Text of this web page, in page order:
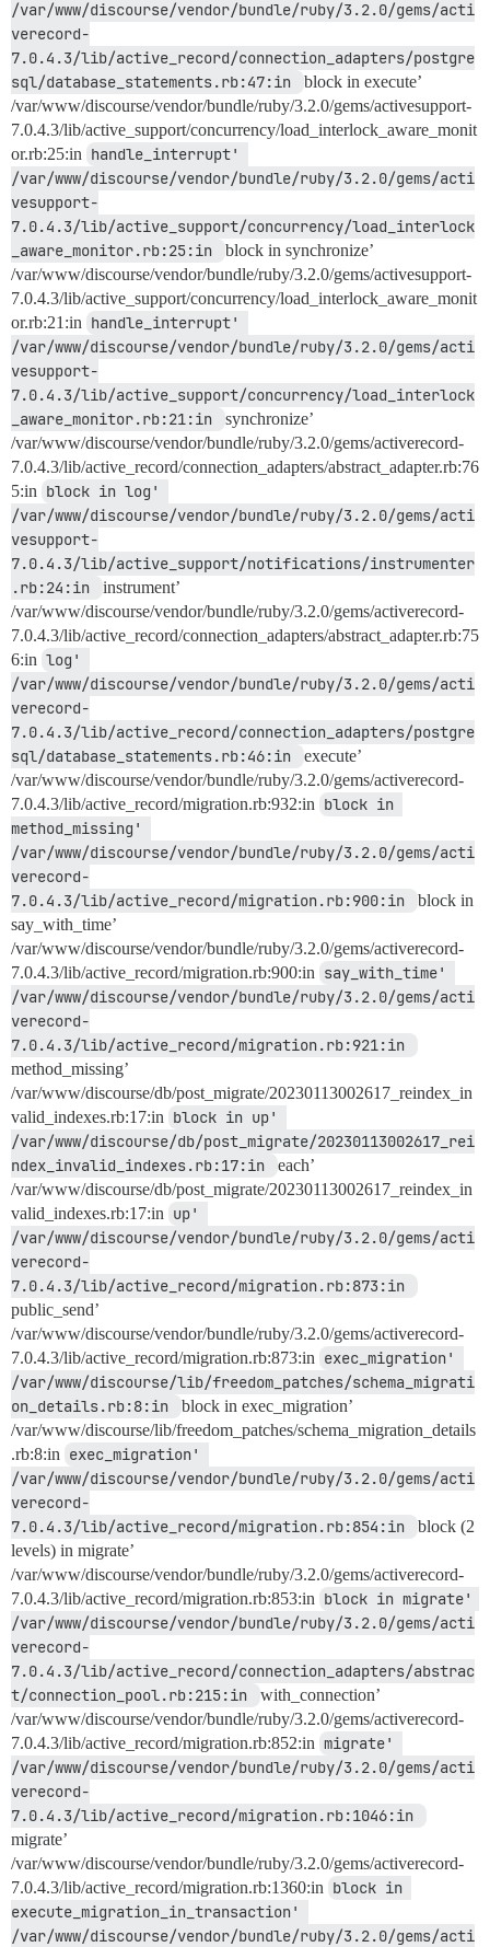
/var/www/discourse/vendor/bundle/ruby/3.2.0/gems/acti
verecord-
7.0.4.3/lib/active_record/connection_adapters/postgre
sql/database_statements.rb:47:in
block in execute’
/var/www/discourse/vendor/bundle/ruby/3.2.0/gems/activesupport-
7.0.4.3/lib/active_support/concurrency/load_interlock_aware_monit
or.rb:25:in handle_interrupt'
/var/www/discourse/vendor/bundle/ruby/3.2.0/gems/acti
vesupport-
7.0.4.3/lib/active_support/concurrency/load_interlock
_aware_monitor.rb:25:in
block in synchronize’
/var/www/discourse/vendor/bundle/ruby/3.2.0/gems/activesupport-
7.0.4.3/lib/active_support/concurrency/load_interlock_aware_monit
or.rb:21:in handle_interrupt'
/var/www/discourse/vendor/bundle/ruby/3.2.0/gems/acti
vesupport-
7.0.4.3/lib/active_support/concurrency/load_interlock
_aware_monitor.rb:21:in
synchronize’
/var/www/discourse/vendor/bundle/ruby/3.2.0/gems/activerecord-
7.0.4.3/lib/active_record/connection_adapters/abstract_adapter.rb:76
5:in block in log'
/var/www/discourse/vendor/bundle/ruby/3.2.0/gems/acti
vesupport-
7.0.4.3/lib/active_support/notifications/instrumenter
.rb:24:in
instrument’
/var/www/discourse/vendor/bundle/ruby/3.2.0/gems/activerecord-
7.0.4.3/lib/active_record/connection_adapters/abstract_adapter.rb:75
6:in log'
/var/www/discourse/vendor/bundle/ruby/3.2.0/gems/acti
verecord-
7.0.4.3/lib/active_record/connection_adapters/postgre
sql/database_statements.rb:46:in
execute’
/var/www/discourse/vendor/bundle/ruby/3.2.0/gems/activerecord-
7.0.4.3/lib/active_record/migration.rb:932:in block in
method_missing'
/var/www/discourse/vendor/bundle/ruby/3.2.0/gems/acti
verecord-
7.0.4.3/lib/active_record/migration.rb:900:in
block in
say_with_time’
/var/www/discourse/vendor/bundle/ruby/3.2.0/gems/activerecord-
7.0.4.3/lib/active_record/migration.rb:900:in say_with_time'
/var/www/discourse/vendor/bundle/ruby/3.2.0/gems/acti
verecord-
method_missing’
/var/www/discourse/db/post_migrate/20230113002617_reindex_in
valid_indexes.rb:17:in block in up'
/var/www/discourse/db/post_migrate/20230113002617_rei
ndex_invalid_indexes.rb:17:in
each’
/var/www/discourse/db/post_migrate/20230113002617_reindex_in
valid_indexes.rb:17:in up'
/var/www/discourse/vendor/bundle/ruby/3.2.0/gems/acti
verecord-
public_send’
/var/www/discourse/vendor/bundle/ruby/3.2.0/gems/activerecord-
7.0.4.3/lib/active_record/migration.rb:873:in exec_migration'
/var/www/discourse/lib/freedom_patches/schema_migrati
on_details.rb:8:in
block in exec_migration’
/var/www/discourse/lib/freedom_patches/schema_migration_details
.rb:8:in exec_migration'
/var/www/discourse/vendor/bundle/ruby/3.2.0/gems/acti
verecord-
7.0.4.3/lib/active_record/migration.rb:854:in
block (2
levels) in migrate’
/var/www/discourse/vendor/bundle/ruby/3.2.0/gems/activerecord-
7.0.4.3/lib/active_record/migration.rb:853:in block in migrate'
/var/www/discourse/vendor/bundle/ruby/3.2.0/gems/acti
verecord-
7.0.4.3/lib/active_record/connection_adapters/abstrac
t/connection_pool.rb:215:in
with_connection’
/var/www/discourse/vendor/bundle/ruby/3.2.0/gems/activerecord-
7.0.4.3/lib/active_record/migration.rb:852:in migrate'
/var/www/discourse/vendor/bundle/ruby/3.2.0/gems/acti
verecord-
migrate’
/var/www/discourse/vendor/bundle/ruby/3.2.0/gems/activerecord-
7.0.4.3/lib/active_record/migration.rb:1360:in block in
execute_migration_in_transaction'
/var/www/discourse/vendor/bundle/ruby/3.2.0/gems/acti